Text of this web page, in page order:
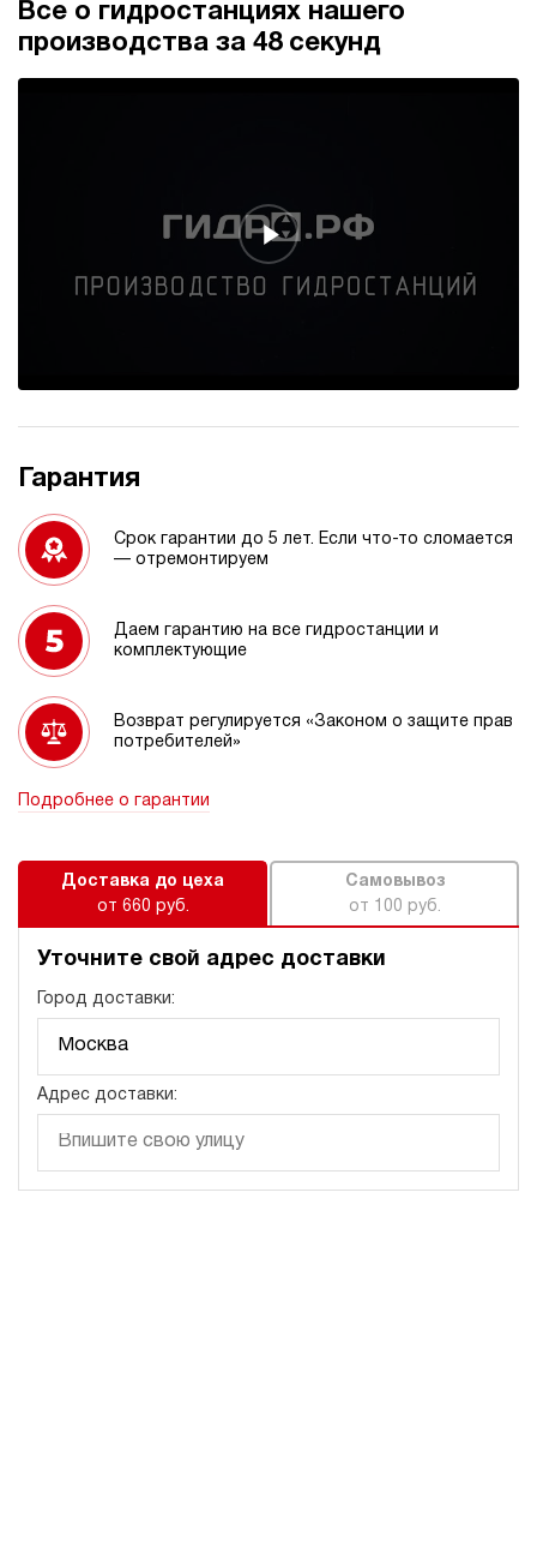
Все о гидростанциях нашего
производства за 48 секунд
Гарантия
Срок гарантии до 5 лет. Если что-то сломается
— отремонтируем
Даем гарантию на все гидростанции и
комплектующие
Возврат регулируется «Законом о защите прав
потребителей»
Подробнее о гарантии
Доставка до цеха
от 660 руб.
Самовывоз
от 100 руб.
Уточните свой адрес доставки
Город доставки:
Адрес доставки: